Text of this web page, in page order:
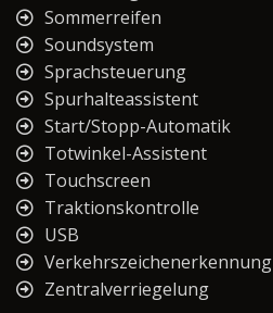
Sommerreifen
Soundsystem
Sprachsteuerung
Spurhalteassistent
Start/Stopp-Automatik
Totwinkel-Assistent
Touchscreen
Traktionskontrolle
USB
Verkehrszeichenerkennung
Zentralverriegelung